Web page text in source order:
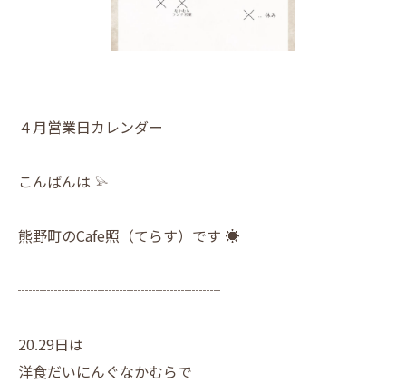
４月営業日カレンダー
こんばんは 𓅫
熊野町のCafe照（てらす）です ☀︎
┈┈┈┈┈┈┈┈┈┈┈┈┈┈
20.29日は
洋食だいにんぐなかむらで